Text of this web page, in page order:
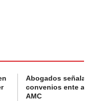
Abogados
convenios ente
AMC